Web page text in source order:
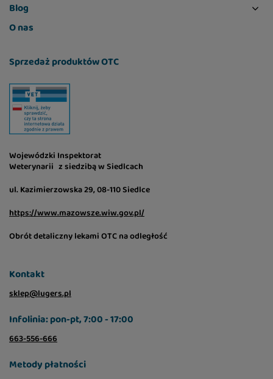
Blog
O nas
Sprzedaż produktów OTC
Wojewódzki Inspektorat
Weterynarii z siedzibą w Siedlcach
ul. Kazimierzowska 29, 08-110 Siedlce
https://www.mazowsze.wiw.gov.pl/
Obrót detaliczny lekami OTC na odległość
Kontakt
sklep@lugers.pl
Infolinia: pon-pt, 7:00 - 17:00
663-556-666
Metody płatności